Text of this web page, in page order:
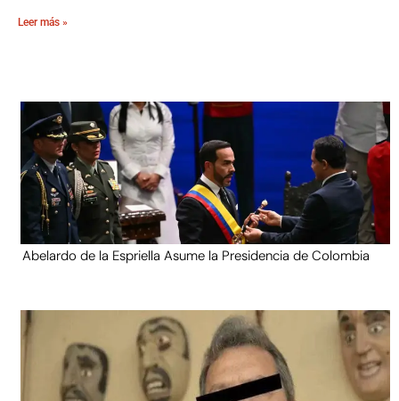
Leer más »
Abelardo de la Espriella Asume la Presidencia de Colombia